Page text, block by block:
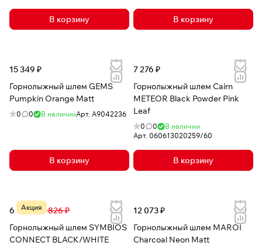
В корзину В корзину
15 349 ₽
Горнолыжный шлем GEMS
Pumpkin Orange Matt
0 0 В наличииАрт. A9042236
В корзину
7 276 ₽
Горнолыжный шлем Cairn
METEOR Black Powder Pink
Leaf
0 0
В наличии
Арт. 060613020259/60
В корзину
Акция
6 143 ₽14 826 ₽
Горнолыжный шлем SYMBIOS
CONNECT BLACK/WHITE
12 073 ₽
Горнолыжный шлем MAROI
Charcoal Neon Matt